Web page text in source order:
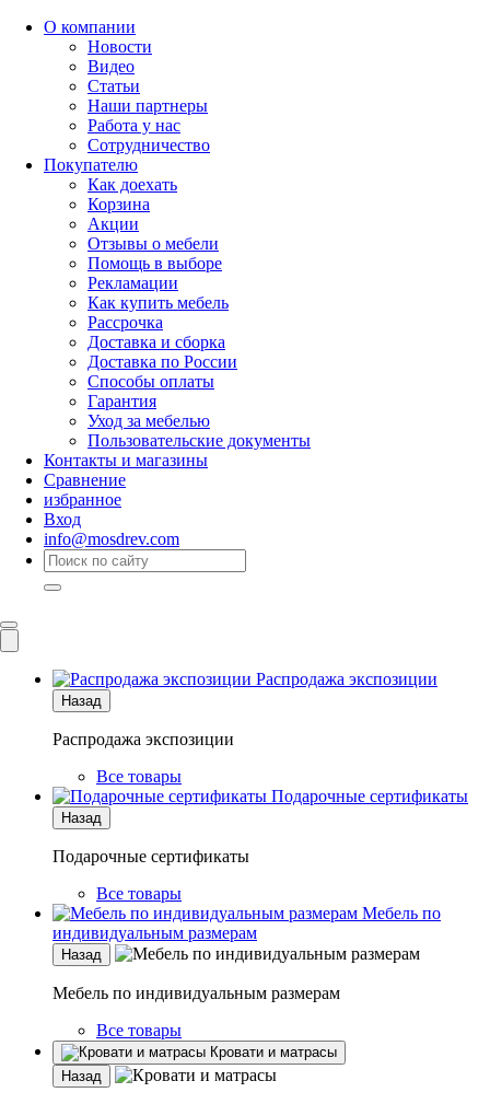
О компании
Новости
Видео
Статьи
Наши партнеры
Работа у нас
Сотрудничество
Покупателю
Как доехать
Корзина
Акции
Отзывы о мебели
Помощь в выборе
Рекламации
Как купить мебель
Рассрочка
Доставка и сборка
Доставка по России
Способы оплаты
Гарантия
Уход за мебелью
Пользовательские документы
Контакты и магазины
Сравнение
избранное
Вход
info@mosdrev.com
Распродажа экспозиции
Назад
Распродажа экспозиции
Все товары
Подарочные сертификаты
Назад
Подарочные сертификаты
Все товары
Мебель по
индивидуальным размерам
Назад
Мебель по индивидуальным размерам
Все товары
Кровати и матрасы
Назад